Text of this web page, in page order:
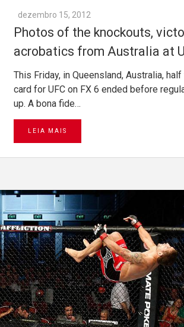
dezembro 15, 2012
Photos of the knockouts,
acrobatics from Australia at
This Friday, in Queensland, Australia,
card for UFC on FX 6 ended before
up. A bona fide…
LEIA MAIS